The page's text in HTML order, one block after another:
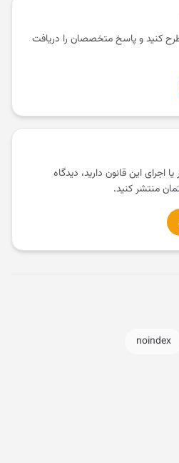
کنید و پاسخ متخصصان را دریافت
اجرای این قانون دارید، دیدگاه
منتشر کنید.
noindex